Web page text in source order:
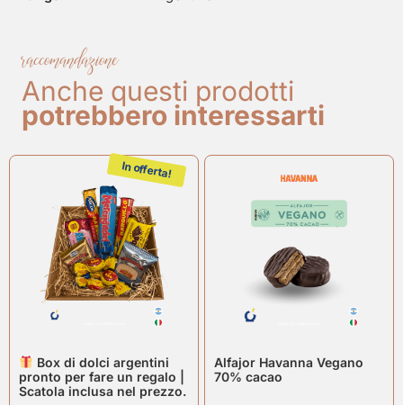
raccomandazione
Anche questi prodotti
potrebbero interessarti
In offerta!
Box di dolci argentini
pronto per fare un regalo |
Scatola inclusa nel prezzo.
Alfajor Havanna Vegano
70% cacao